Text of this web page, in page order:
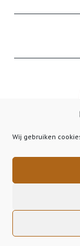
Wij gebruiken
vanaf €50,00 - - -